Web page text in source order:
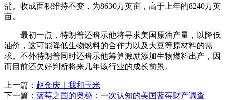
蒲。收成面积维持不变，为8630万英亩，高于上年的8240万英
亩。
最初一点，特朗普还暗示他将寻求美国原油产量，以降低
油价，这可能降低生物燃料的合作力以及大豆等原材料的需
求。不外特朗普同时还暗示他筹算激励添加生物燃料出产，因
而目前还欠好判断将来几年该行业的成长前景。
上一篇： 赵金庆｜我和玉米
下一篇： 蓝莓之国的奥秘：一次认知的美国蓝莓财产调查